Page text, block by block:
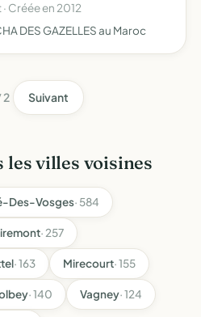
Créée en 2012
DES GAZELLES au Maroc
2 Suivant
les villes voisines
Des-Vosges· 584
· 257
· 163 Mirecourt· 155
· 140 Vagney· 124